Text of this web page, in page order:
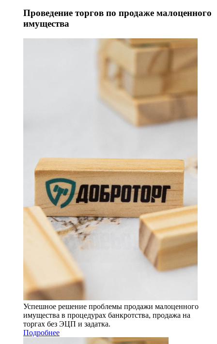
Проведение торгов по продаже малоценного
имущества
Успешное решение проблемы продажи малоценного
имущества в процедурах банкротства, продажа на
торгах без ЭЦП и задатка.
Подробнее